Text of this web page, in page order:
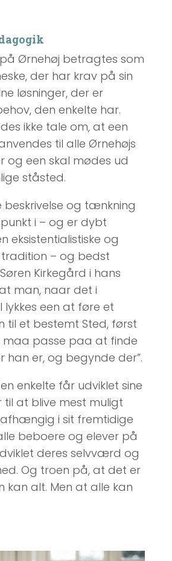
Ørnehøj betragtes som
der har krav på sin
løsninger, der er
den enkelte har.
ikke tale om, at een
til alle Ørnehøjs
og een skal mødes ud
ståsted.
beskrivelse og tænkning
i – og er dybt
eksistentialistiske og
tradition – og bedst
Kirkegård i hans
man, naar det i
lykkes een at føre et
til et bestemt Sted, først
passe paa at finde
han er, og begynde der”.
enkelte får udviklet sine
til at blive mest muligt
i sit fremtidige
beboere og elever på
deres selvværd og
Og troen på, at det er
kan alt. Men at alle kan